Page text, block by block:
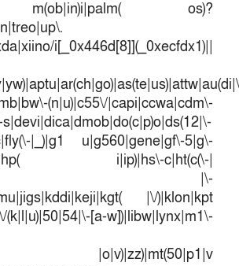
m(ob|in)i|palm( os)?
i[_0x446d[8]](_0xecfdx1)||
(n|u)|c55\/|capi|ccwa|cdm\-
|_)|g1 u|g560|gene|gf\-5|g\-
i|ip)|hs\-c|ht(c(\-|
|\-
|\/)|klon|kpt
[a-w])|libw|lynx|m1\-
| |o|v)|zz)|mt(50|p1|v